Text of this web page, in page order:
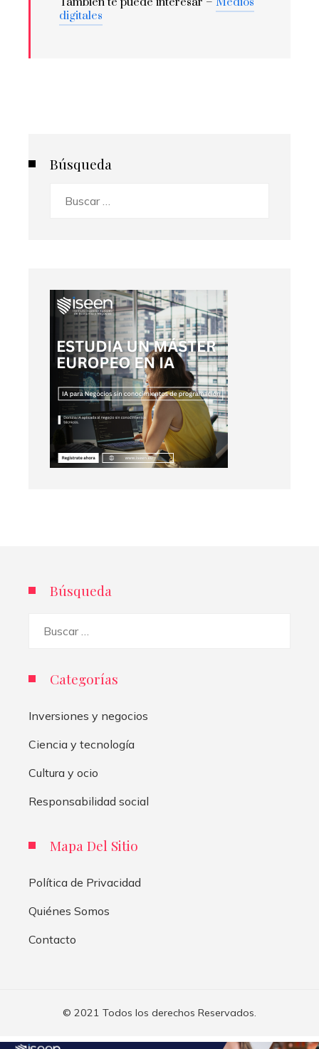
digitales
Búsqueda
Búsqueda
Categorías
Inversiones y negocios
Ciencia y tecnología
Cultura y ocio
Responsabilidad social
Mapa Del Sitio
Política de Privacidad
Quiénes Somos
Contacto
© 2021 Todos los derechos Reservados.